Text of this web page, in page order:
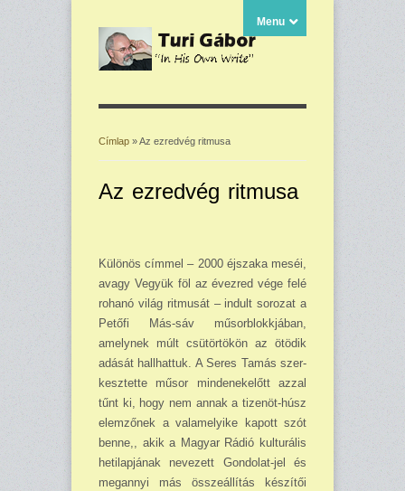
Menu
Címlap » Az ezredvég ritmusa
Az ezredvég ritmusa
Különös címmel – 2000 éjszaka meséi,
avagy Vegyük föl az évezred vége felé
rohanó világ ritmusát – indult sorozat a
Petőfi Más-sáv mű­sorblokkjában,
amelynek múlt csütörtökön az ötödik
adását hallhattuk. A Seres Tamás szer­
kesztette műsor mindenekelőtt azzal
tűnt ki, hogy nem annak a tizenöt-húsz
elemzőnek a valamelyike kapott szót
benne,, akik a Magyar Rádió kulturális
hetilapjának nevezett Gondo­lat-jel és
megannyi más összeállítás készítői